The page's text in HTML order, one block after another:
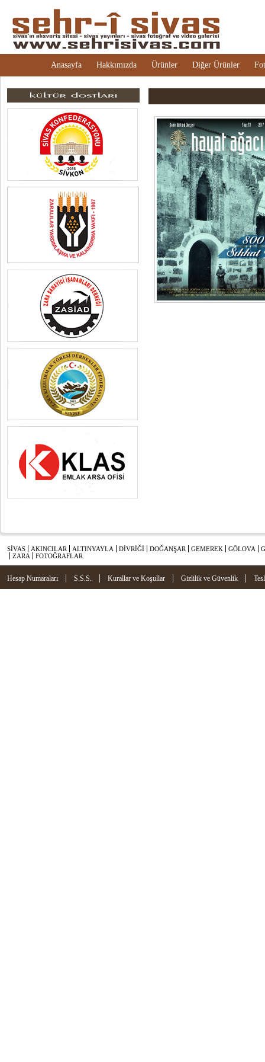
Anasayfa Hakkımızda Ürünler Diğer Ürünler
SİVAS AKINCILAR ALTINYAYLA DİVRİĞİ DOĞANŞAR GEMEREK GÖLOVA
ZARA
FOTOĞRAFLAR
Hesap Numaraları | S.S.S. | Kurallar ve Koşullar | Gizlilik ve Güvenlik |